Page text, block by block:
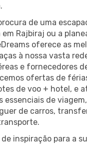
de uma
em Rajbiraj ou a
oferece as
à nossa vasta
e fornecedores
ofertas de
de voo + hotel, e
essenciais de
de carros,
inspiração para a